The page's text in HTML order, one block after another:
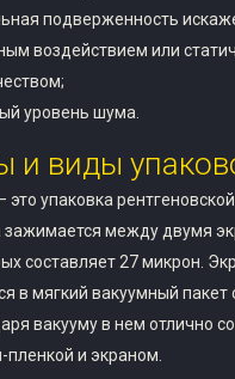
подверженность
воздействием или
уровень шума.
и виды
это упаковка
зажимается между двумя
составляет 27 микрон.
в мягкий вакуумный пакет
вакууму в нем отлично
и экраном.